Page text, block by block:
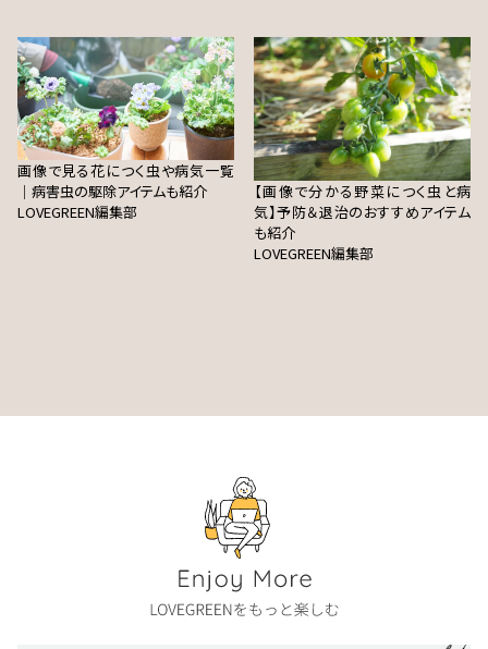
画像で見る花につく虫や病気一覧
｜病害虫の駆除アイテムも紹介
LOVEGREEN編集部
【画像で分かる野菜につく虫と病
気】予防＆退治のおすすめアイテム
も紹介
LOVEGREEN編集部